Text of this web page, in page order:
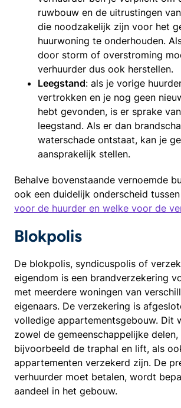
ruwbouw en de uitrustingen
die noodzakelijk zijn voor het
huurwoning te onderhouden.
door storm of overstroming
verhuurder dus ook herstellen.
Leegstand: als je vorige
vertrokken en je nog geen
hebt gevonden, is er sprake
leegstand. Als er dan
waterschade ontstaat, kan je
aansprakelijk stellen.
Behalve bovenstaande vernoemde
ook een duidelijk onderscheid tussen
voor de huurder en welke voor de
Blokpolis
De blokpolis, syndicuspolis of
eigendom is een brandverzekering
met meerdere woningen van
eigenaars. De verzekering is
volledige appartementsgebouw. Dit
zowel de gemeenschappelijke
bijvoorbeeld de traphal en lift, als
appartementen verzekerd zijn. De
verhuurder moet betalen, wordt
aandeel in het gebouw.